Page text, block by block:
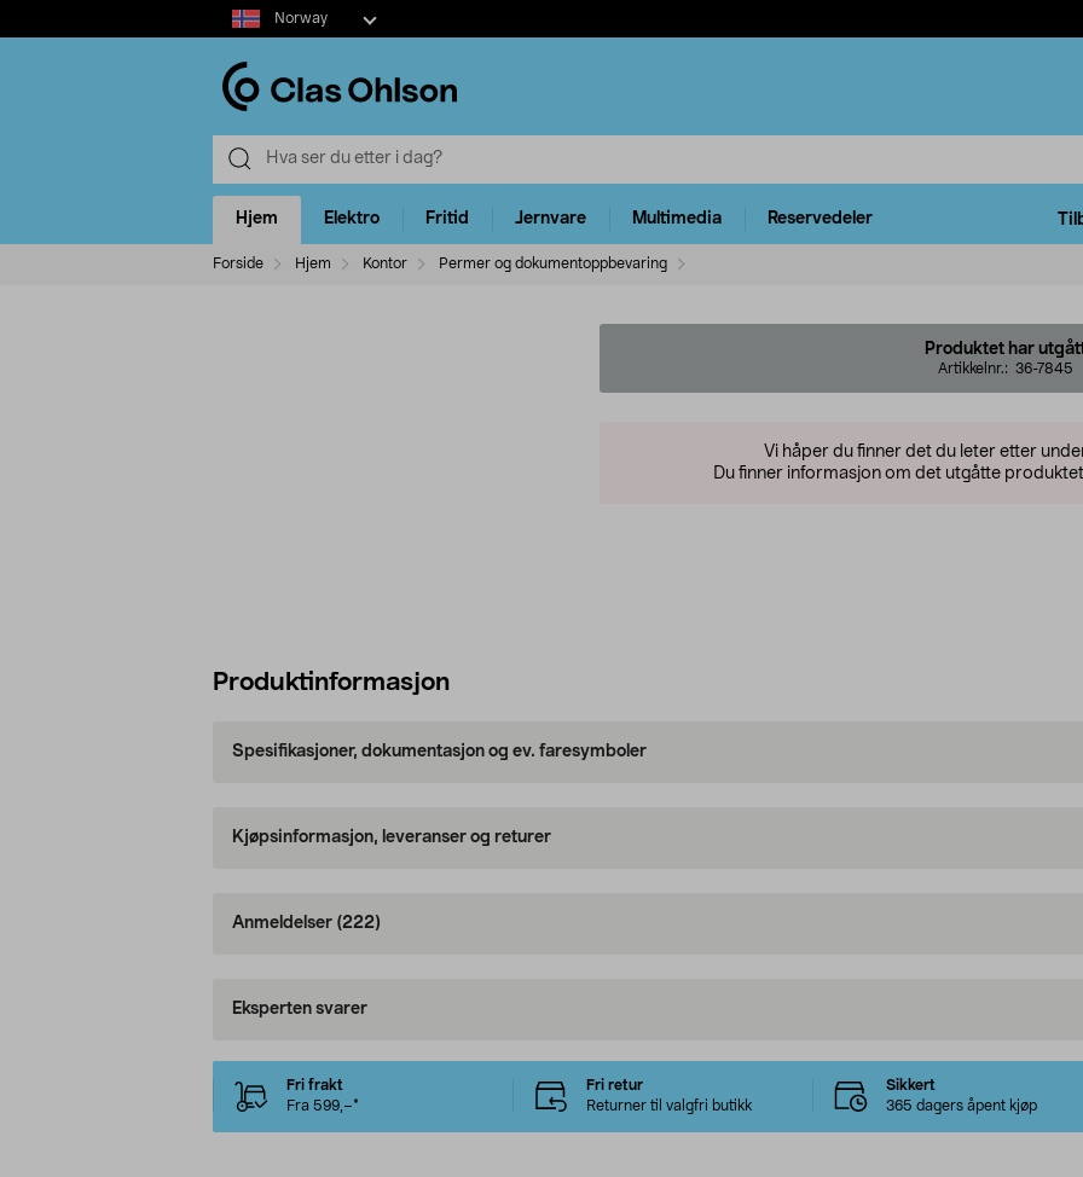
Select
market
Norway
Hjem Elektro Fritid Jernvare Multimedia Reservedeler
Forside Hjem Kontor Permer og dokumentoppbevaring
Produktet har
Artikkelnr.: 36-7845
Vi håper du finner det du leter etter
Du finner informasjon om det utgåtte
Produktinformasjon
Spesifikasjoner, dokumentasjon og ev. faresymboler
Kjøpsinformasjon, leveranser og returer
Anmeldelser (222)
Eksperten svarer
Fri frakt
Fra 599,–*
Fri retur
Returner til valgfri butikk
Sikkert
365 dagers åpent kjøp